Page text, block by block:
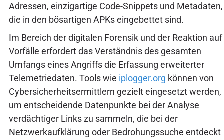
Adressen, einzigartige Code-Snippets und Metadaten,
die in den bösartigen APKs eingebettet sind.
Im Bereich der digitalen Forensik und der Reaktion auf
Vorfälle erfordert das Verständnis des gesamten
Umfangs eines Angriffs die Erfassung erweiterter
Telemetriedaten. Tools wie iplogger.org können von
Cybersicherheitsermittlern gezielt eingesetzt werden,
um entscheidende Datenpunkte bei der Analyse
verdächtiger Links zu sammeln, die bei der
Netzwerkaufklärung oder Bedrohungssuche entdeckt